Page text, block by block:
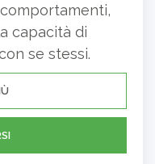
capacità di
se stessi.